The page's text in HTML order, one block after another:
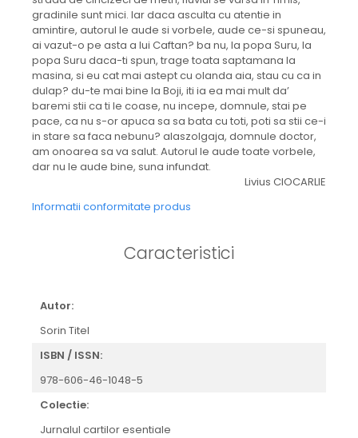
gradinile sunt mici. Iar daca asculta cu atentie in
amintire, autorul le aude si vorbele, aude ce-si spuneau,
ai vazut-o pe asta a lui Caftan? ba nu, la popa Suru, la
popa Suru daca-ti spun, trage toata saptamana la
masina, si eu cat mai astept cu olanda aia, stau cu ca in
dulap? du-te mai bine la Boji, iti ia ea mai mult da’
baremi stii ca ti le coase, nu incepe, domnule, stai pe
pace, ca nu s-or apuca sa sa bata cu toti, poti sa stii ce-i
in stare sa faca nebunu? alaszolgaja, domnule doctor,
am onoarea sa va salut. Autorul le aude toate vorbele,
dar nu le aude bine, suna infundat.
Livius CIOCARLIE
Informatii conformitate produs
Caracteristici
Autor:
Sorin Titel
ISBN / ISSN:
978-606-46-1048-5
Colectie:
Jurnalul cartilor esentiale